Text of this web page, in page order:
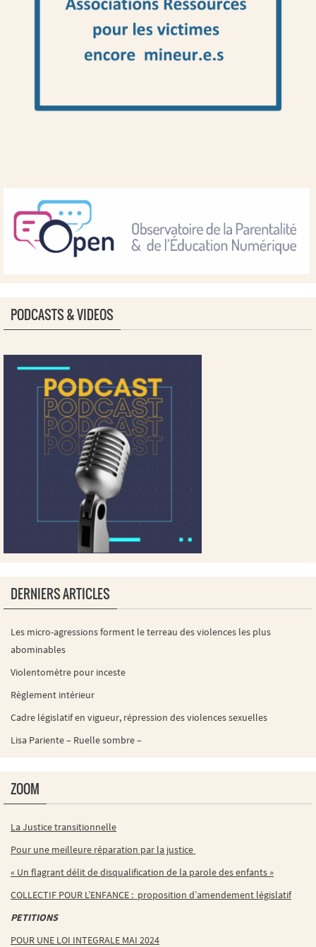
PODCASTS & VIDEOS
DERNIERS ARTICLES
Les micro-agressions forment le terreau des violences les plus
abominables
Violentomètre pour inceste
Règlement intérieur
Cadre législatif en vigueur, répression des violences sexuelles
Lisa Pariente – Ruelle sombre –
ZOOM
La Justice transitionnelle
Pour une meilleure réparation par la justice
« Un flagrant délit de disqualification de la parole des enfants »
COLLECTIF POUR L’ENFANCE : proposition d’amendement législatif
PETITIONS
POUR UNE LOI INTEGRALE MAI 2024